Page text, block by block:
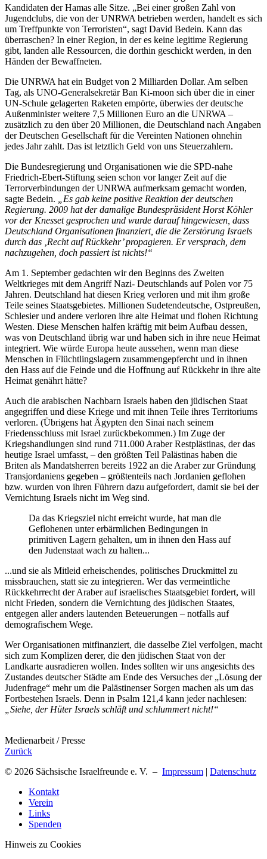
Kandidaten der Hamas alle Sitze. „Bei einer großen Zahl von
Jugendclubs, die von der UNRWA betrieben werden, handelt es sich
um Treffpunkte von Terroristen“, sagt David Bedein. Kann das
überraschen? In einer Region, in der es keine legitime Regierung
gibt, landen alle Ressourcen, die dorthin geschickt werden, in den
Händen der Bewaffneten.
Die UNRWA hat ein Budget von 2 Milliarden Dollar. Am selben
Tag, als UNO-Generalsekretär Ban Ki-moon sich über die in einer
UN-Schule gelagerten Raketen empörte, überwies der deutsche
Außenminister weitere 7,5 Millionen Euro an die UNRWA –
zusätzlich zu den über 20 Millionen, die Deutschland nach Angaben
der Deutschen Gesellschaft für die Vereinten Nationen ohnehin
jedes Jahr zahlt. Das ist letztlich Geld von uns Steuerzahlern.
Die Bundesregierung und Organisationen wie die SPD-nahe
Friedrich-Ebert-Stiftung seien schon vor langer Zeit auf die
Terrorverbindungen der UNRWA aufmerksam gemacht worden,
sagte Bedein.
„Es gab keine positive Reaktion der deutschen
Regierung. 2009 hat der damalige Bundespräsident Horst Köhler
vor der Knesset gesprochen und wurde darauf hingewiesen, dass
Deutschland Organisationen finanziert, die die Zerstörung Israels
durch das ‚Recht auf Rückkehr’ propagieren. Er versprach, dem
nachzugehen, doch passiert ist nichts!“
Am 1. September gedachten wir den Beginns des Zweiten
Weltkrieges mit dem Angriff Nazi- Deutschlands auf Polen vor 75
Jahren. Deutschland hat diesen Krieg verloren und mit ihm große
Teile seines Staatsgebietes. Millionen Sudetendeutsche, Ostpreußen,
Schlesier und andere verloren ihre alte Heimat und flohen Richtung
Westen. Diese Menschen halfen kräftig mit beim Aufbau dessen,
was von Deutschland übrig war und haben sich in ihre neue Heimat
integriert. Wie würde Europa heute aussehen, wenn man diese
Menschen in Flüchtlingslagern zusammengepfercht und in ihnen
den Hass auf die Feinde und die Hoffnung auf Rückkehr in ihre alte
Heimat genährt hätte?
Auch die arabischen Nachbarn Israels haben den jüdischen Staat
angegriffen und diese Kriege und mit ihnen Teile ihres Territoriums
verloren. (Übrigens hat Ägypten den Sinai nach seinem
Friedensschluss mit Israel zurückbekommen.) Im Zuge der
Kriegshandlungen sind rund 711.000 Araber Restplästinas, der das
heutige Israel umfasst, – den größten Teil Palästinas haben die
Briten als Mandatsherren bereits 1922 an die Araber zur Gründung
Transjordaniens gegeben – größtenteils nach Jordanien geflohen
bzw. wurden von ihren Führern dazu aufgefordert, damit sie bei der
Vernichtung Israels nicht im Weg sind.
Da das Kriegsziel nicht erreicht wurde, hat man die
Geflohenen unter erbärmlichen Bedingungen in
primitiven Lagern gehalten, um in ihnen den Hass auf
den Judenstaat wach zu halten...
...und sie als Mitleid erheischendes, politisches Druckmittel zu
missbrauchen, statt sie zu integrieren. Wer das vermeintliche
Rückkehrrecht der Araber auf israelisches Staatsgebiet fordert, will
nicht Frieden, sondern die Vernichtung des jüdischen Staates,
entgegen aller anders lautenden Beteuerungen – notfalls auf
demografischem Wege.
Wer Organisationen mitfinanziert, die dasselbe Ziel verfolgen, macht
sich zum Komplizen derer, die den jüdischen Staat von der
Landkarte ausradieren wollen. Indes sollten wir uns angesichts des
Zustandes deutscher Städte am Ende des Versuches der „Lösung der
Judenfrage“ mehr um die Palästinenser Sorgen machen als um das
Fortbestehen Israels. Denn in Psalm 121,4 kann jeder nachlesen:
„Siehe, der Hüter Israels schläft und schlummert nicht!“
Medienarbeit / Presse
Zurück
© 2026 Sächsische Israelfreunde e. V. – Impressum | Datenschutz
Kontakt
Verein
Links
Spenden
Hinweis zu Cookies